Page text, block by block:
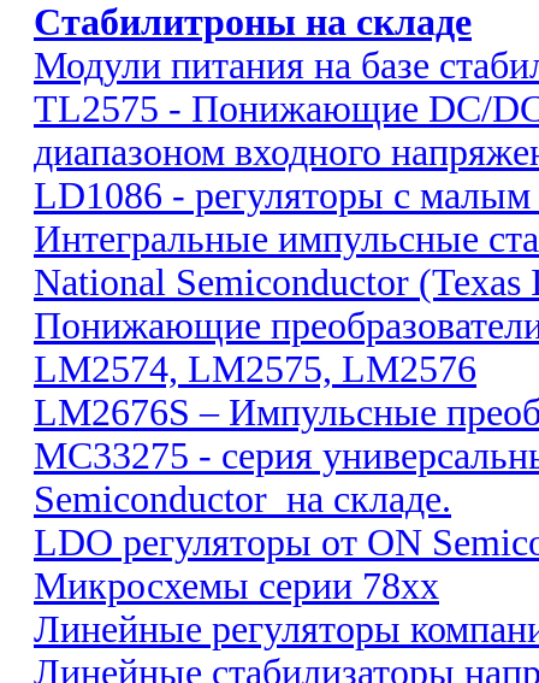
Стабилитроны на складе
Модули питания на базе
TL2575 - Понижающие DC/
диапазоном входного
LD1086 - регуляторы с
Интегральные импульсные
National Semiconductor (Texas
Понижающие
LM2574, LM2575, LM2576
LM2676S – Импульсные
MC33275 - серия
Semiconductor на складе.
LDO регуляторы от ON
Микросхемы серии 78xx
Линейные регуляторы
Линейные стабилизаторы